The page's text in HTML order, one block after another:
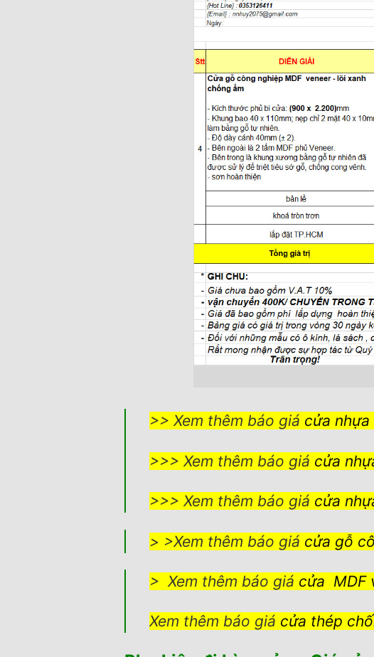
>> Xem thêm báo giá cửa
>>> Xem thêm báo giá cửa
>>> Xem thêm báo giá cửa
> >Xem thêm báo giá cửa gỗ
> Xem thêm báo giá cửa MDF
Xem thêm báo giá cửa thép